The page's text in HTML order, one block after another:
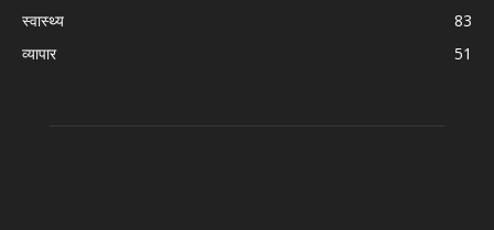
स्वास्थ्य
83
व्यापार
51